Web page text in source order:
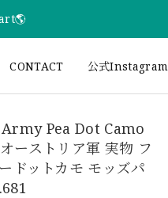
CONTACT 公式Instagram
Pea Dot Camo
ーストリア軍 実物 フ
ドットカモ モッズパ